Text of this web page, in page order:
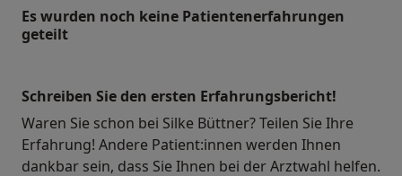
Es wurden noch keine Patientenerfahrungen
geteilt
Schreiben Sie den ersten Erfahrungsbericht!
Waren Sie schon bei Silke Büttner? Teilen Sie Ihre
Erfahrung! Andere Patient:innen werden Ihnen
dankbar sein, dass Sie Ihnen bei der Arztwahl helfen.